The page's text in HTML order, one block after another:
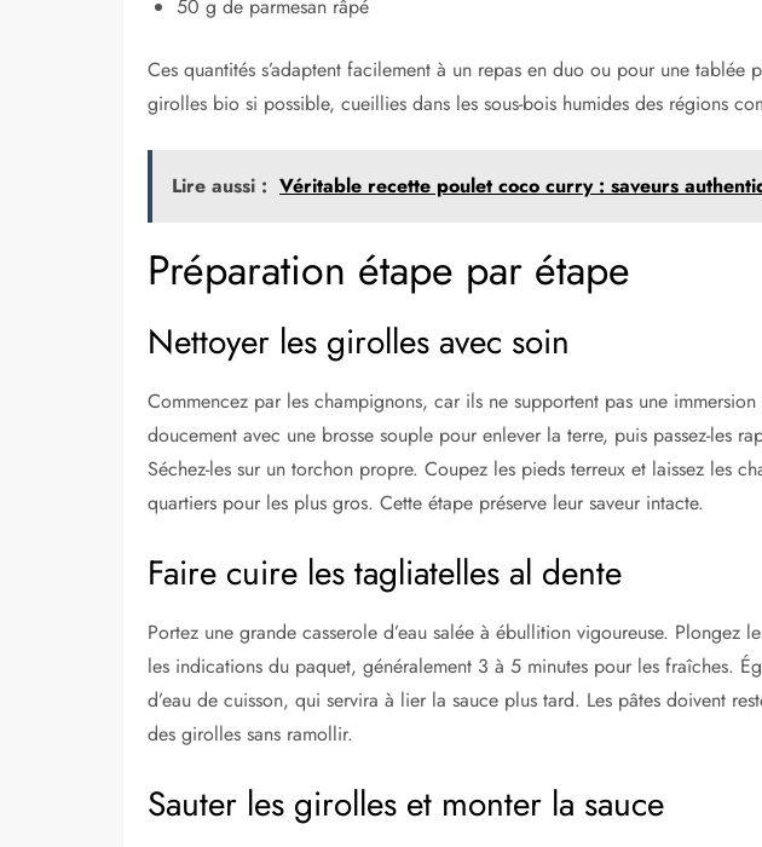
50 g de parmesan râpé
Ces quantités s’adaptent facilement à un repas en duo ou pour une tablée
girolles bio si possible, cueillies dans les sous-bois humides des régions
Lire aussi : Véritable recette poulet coco curry : saveurs
Préparation étape par étape
Nettoyer les girolles avec soin
Commencez par les champignons, car ils ne supportent pas une immersion
doucement avec une brosse souple pour enlever la terre, puis passez-les
Séchez-les sur un torchon propre. Coupez les pieds terreux et laissez les
quartiers pour les plus gros. Cette étape préserve leur saveur intacte.
Faire cuire les tagliatelles al dente
Portez une grande casserole d’eau salée à ébullition vigoureuse. Plongez
les indications du paquet, généralement 3 à 5 minutes pour les fraîches.
d’eau de cuisson, qui servira à lier la sauce plus tard. Les pâtes doivent
des girolles sans ramollir.
Sauter les girolles et monter la sauce